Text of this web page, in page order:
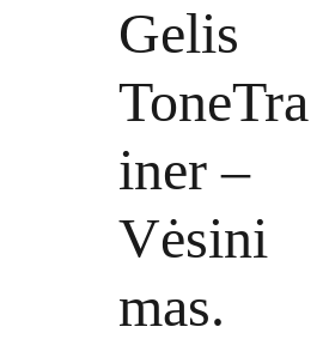
Gelis
ToneTra
iner –
Vėsini
mas.